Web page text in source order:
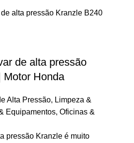
de alta pressão
Motor Honda
Alta Pressão, Limpeza &
Equipamentos, Oficinas &
pressão Kranzle é muito